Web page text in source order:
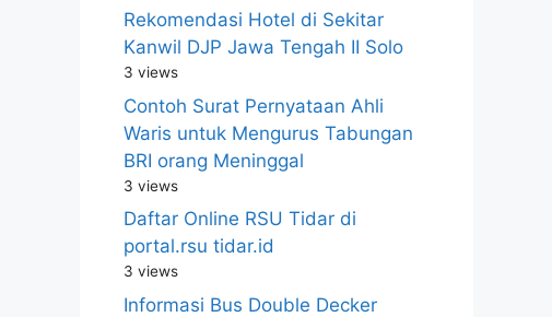
Rekomendasi Hotel di Sekitar
Kanwil DJP Jawa Tengah II Solo
3 views
Contoh Surat Pernyataan Ahli
Waris untuk Mengurus Tabungan
BRI orang Meninggal
3 views
Daftar Online RSU Tidar di
portal.rsu tidar.id
3 views
Informasi Bus Double Decker